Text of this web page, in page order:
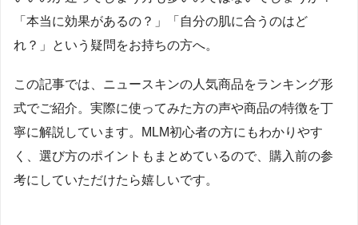
「本当に効果があるの？」「自分の肌に合うのはど
れ？」という疑問をお持ちの方へ。
この記事では、ニュースキンの人気商品をランキング形
式でご紹介。実際に使ってみた方の声や商品の特徴を丁
寧に解説しています。MLM初心者の方にもわかりやす
く、選び方のポイントもまとめているので、購入前の参
考にしていただけたら嬉しいです。